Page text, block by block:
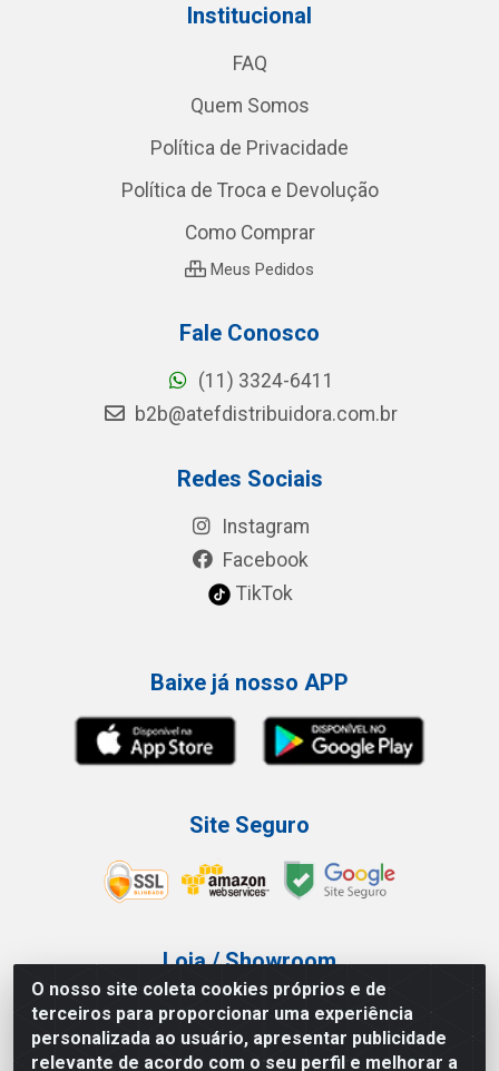
O nosso site coleta cookies próprios e de
terceiros para proporcionar uma experiência
personalizada ao usuário, apresentar publicidade
relevante de acordo com o seu perfil e melhorar a
Institucional
FAQ
Quem Somos
Política de Privacidade
Política de Troca e Devolução
Como Comprar
Meus Pedidos
Fale Conosco
(11) 3324-6411
b2b@atefdistribuidora.com.br
Redes Sociais
Instagram
Facebook
TikTok
Baixe já nosso APP
Site Seguro
Loja / Showroom
Tel.: (11) 3227-0546
Av Vautier, 587/597 - Pari - São Paulo/SP